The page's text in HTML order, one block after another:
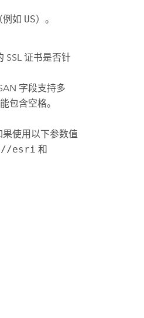
例如 US）。
SSL 证书是否针
字段支持多
包含空格。
使用以下参数值
esri 和